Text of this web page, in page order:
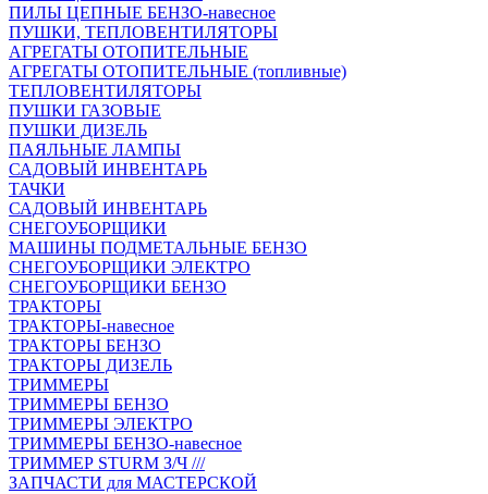
ПИЛЫ ЦЕПНЫЕ БЕНЗО-навесное
ПУШКИ, ТЕПЛОВЕНТИЛЯТОРЫ
АГРЕГАТЫ ОТОПИТЕЛЬНЫЕ
АГРЕГАТЫ ОТОПИТЕЛЬНЫЕ (топливные)
ТЕПЛОВЕНТИЛЯТОРЫ
ПУШКИ ГАЗОВЫЕ
ПУШКИ ДИЗЕЛЬ
ПАЯЛЬНЫЕ ЛАМПЫ
САДОВЫЙ ИНВЕНТАРЬ
ТАЧКИ
САДОВЫЙ ИНВЕНТАРЬ
СНЕГОУБОРЩИКИ
МАШИНЫ ПОДМЕТАЛЬНЫЕ БЕНЗО
СНЕГОУБОРЩИКИ ЭЛЕКТРО
СНЕГОУБОРЩИКИ БЕНЗО
ТРАКТОРЫ
ТРАКТОРЫ-навесное
ТРАКТОРЫ БЕНЗО
ТРАКТОРЫ ДИЗЕЛЬ
ТРИММЕРЫ
ТРИММЕРЫ БЕНЗО
ТРИММЕРЫ ЭЛЕКТРО
ТРИММЕРЫ БЕНЗО-навесное
ТРИММЕР STURM З/Ч ///
ЗАПЧАСТИ для МАСТЕРСКОЙ